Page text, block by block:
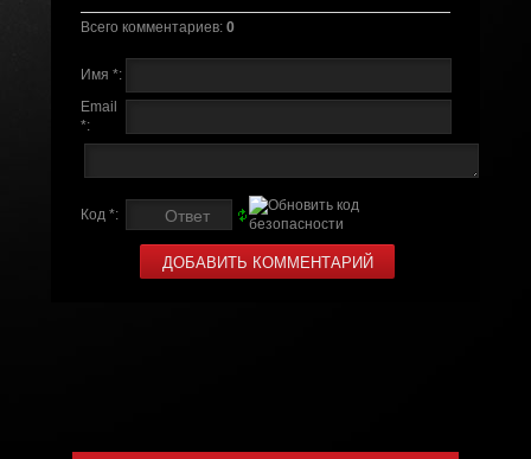
Всего комментариев: 0
Имя *:
Email
*:
Код *: